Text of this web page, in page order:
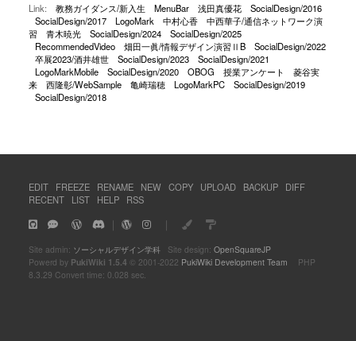
Link:
教務ガイダンス/新入生 MenuBar 浅田真優花
SocialDesign/2016
SocialDesign/2017
LogoMark 中村心香
中西華子/通信ネットワーク演
習
青木暁光 SocialDesign/2024
SocialDesign/2025
RecommendedVideo
畑田一眞/情報デザイン演習ⅡB
SocialDesign/2022
卒展2023/酒井雄世
SocialDesign/2023
SocialDesign/2021
LogoMarkMobile
SocialDesign/2020 OBOG 授業アンケート
菱谷実
来
西隆彰/WebSample 亀崎瑞穂 LogoMarkPC
SocialDesign/2019
SocialDesign/2018
EDIT FREEZE RENAME NEW COPY UPLOAD BACKUP
DIFF
RECENT
LIST HELP RSS
｜ ｜
Site admin: ソーシャルデザイン学科Site design: OpenSquareJP
Powerd by PukiWiki 1.5.4 © 2001-2022 PukiWiki Development Team PHP
8.3.29 Convert time: 0.028 sec.